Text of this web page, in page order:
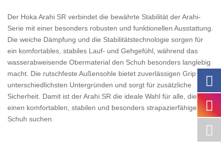
Der Hoka Arahi SR verbindet die bewährte Stabilität der Arahi-
Serie mit einer besonders robusten und funktionellen Ausstattung.
Die weiche Dämpfung und die Stabilitätstechnologie sorgen für
ein komfortables, stabiles Lauf- und Gehgefühl, während das
wasserabweisende Obermaterial den Schuh besonders langlebig
macht. Die rutschfeste Außensohle bietet zuverlässigen Grip auf
unterschiedlichsten Untergründen und sorgt für zusätzliche
Sicherheit. Damit ist der Arahi SR die ideale Wahl für alle, die
einen komfortablen, stabilen und besonders strapazierfähigen
Schuh suchen.